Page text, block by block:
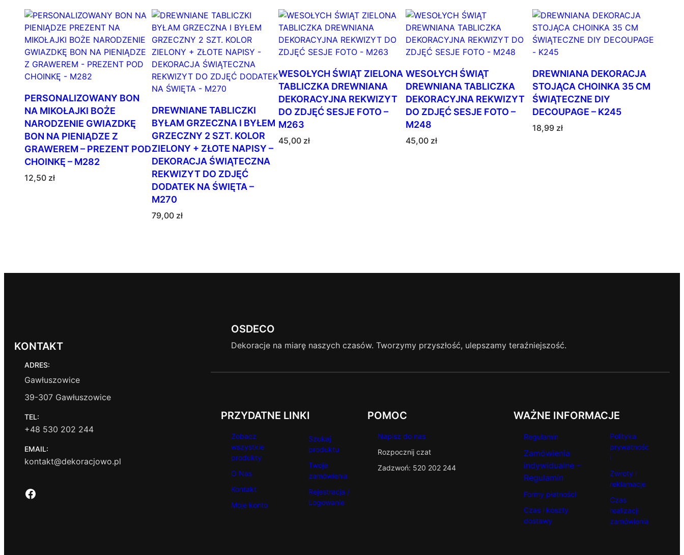
Z
N
A
R
K
W
I
Z
A
Ś
I
PERSONALIZOWANY BON
NA MIKOŁAJKI BOŻE
NARODZENIE GWIAZDKĘ
BON NA PIENIĄDZE Z
GRAWEREM – PREZENT POD
CHOINKĘ – M282
12,50 zł
DREWNIANE TABLICZKI
BYŁAM GRZECZNA I BYŁEM
GRZECZNY 2 SZT. KOLOR
ZIELONY + ZŁOTE NAPISY –
DEKORACJA ŚWIĄTECZNA
REKWIZYT DO ZDJĘĆ
DODATEK NA ŚWIĘTA –
M270
79,00 zł
WESOŁYCH ŚWIĄT ZIELONA
TABLICZKA DREWNIANA
DEKORACYJNA REKWIZYT
DO ZDJĘĆ SESJE FOTO –
M263
45,00 zł
WESOŁYCH ŚWIĄT
DREWNIANA TABLICZKA
DEKORACYJNA REKWIZYT
DO ZDJĘĆ SESJE FOTO –
M248
45,00 zł
DREWNIANA DEKORACJA
STOJĄCA CHOINKA 35 CM
ŚWIĄTECZNE DIY
DECOUPAGE – K245
18,99 zł
KONTAKT
ADRES:
Gawłuszowice
39-307 Gawłuszowice
TEL:
+48 530 202 244
EMAIL:
kontakt@dekoracjowo.pl
Facebook
OSDECO
Dekoracje na miarę naszych czasów. Tworzymy przyszłość, ulepszamy teraźniejszość.
PRZYDATNE LINKI
Zobacz
wszystkie
produkty
O Nas
Kontakt
Moje konto
Szukaj
produktu
Twoje
zamówienia
Rejestracja /
Logowanie
POMOC
Napisz do nas
Rozpocznij czat
Zadzwoń: 520 202 244
WAŻNE INFORMACJE
Regulamin
Zamówienia
indywidualne –
Regulamin
Formy płatności
Czas i koszty
dostawy
Polityka
prywatnośc
i
Zwroty i
reklamacje
Czas
realizacji
zamówienia